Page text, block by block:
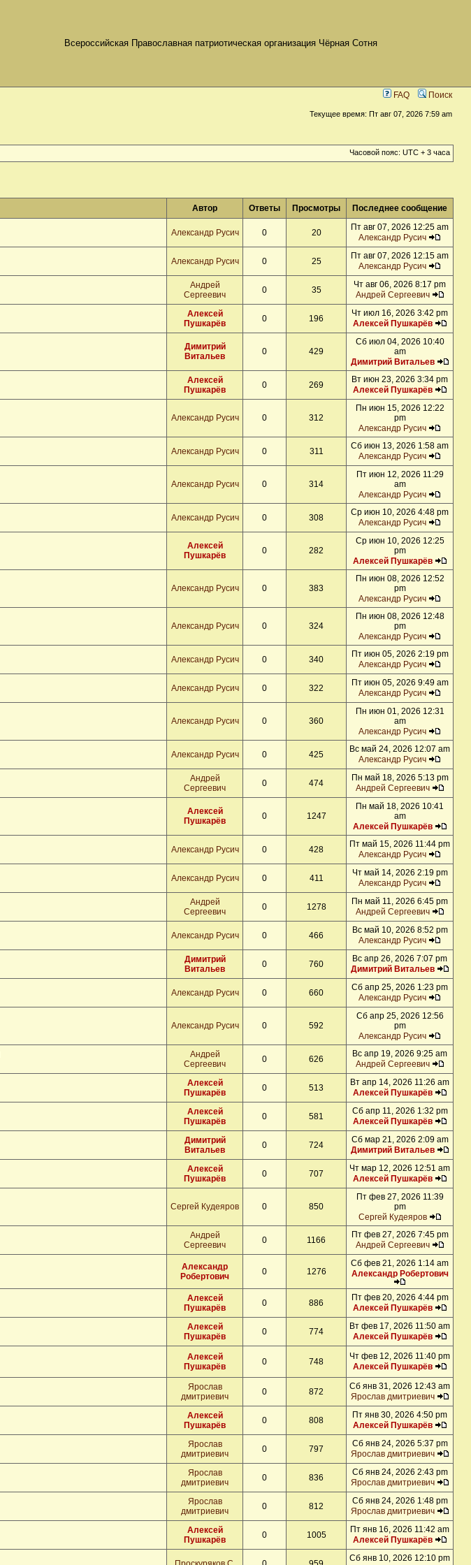
Всероссийская Православная патриотическая организация Чёрная Сотня
FAQ Поиск
Текущее время: Пт авг 07, 2026 7:59 am
Часовой пояс: UTC + 3 часа
Автор Ответы Просмотры Последнее сообщение
Александр Русич 0 20
Пт авг 07, 2026 12:25 am
Александр Русич
Александр Русич 0 25
Пт авг 07, 2026 12:15 am
Александр Русич
Андрей
Сергеевич
0 35
Чт авг 06, 2026 8:17 pm
Андрей Сергеевич
Алексей
Пушкарёв
0 196
Чт июл 16, 2026 3:42 pm
Алексей Пушкарёв
Димитрий
Витальев
0 429
Сб июл 04, 2026 10:40
am
Димитрий Витальев
Алексей
Пушкарёв
0 269
Вт июн 23, 2026 3:34 pm
Алексей Пушкарёв
Александр Русич 0 312
Пн июн 15, 2026 12:22
pm
Александр Русич
Александр Русич 0 311
Сб июн 13, 2026 1:58 am
Александр Русич
Александр Русич 0 314
Пт июн 12, 2026 11:29
am
Александр Русич
Александр Русич 0 308
Ср июн 10, 2026 4:48 pm
Александр Русич
Алексей
Пушкарёв
0 282
Ср июн 10, 2026 12:25
pm
Алексей Пушкарёв
Александр Русич 0 383
Пн июн 08, 2026 12:52
pm
Александр Русич
Александр Русич 0 324
Пн июн 08, 2026 12:48
pm
Александр Русич
Александр Русич 0 340
Пт июн 05, 2026 2:19 pm
Александр Русич
Александр Русич 0 322
Пт июн 05, 2026 9:49 am
Александр Русич
Александр Русич 0 360
Пн июн 01, 2026 12:31
am
Александр Русич
Александр Русич 0 425
Вс май 24, 2026 12:07 am
Александр Русич
Андрей
Сергеевич
0 474
Пн май 18, 2026 5:13 pm
Андрей Сергеевич
Алексей
Пушкарёв
0 1247
Пн май 18, 2026 10:41
am
Алексей Пушкарёв
Александр Русич 0 428
Пт май 15, 2026 11:44 pm
Александр Русич
Александр Русич 0 411
Чт май 14, 2026 2:19 pm
Александр Русич
Андрей
Сергеевич
0 1278
Пн май 11, 2026 6:45 pm
Андрей Сергеевич
Александр Русич 0 466
Вс май 10, 2026 8:52 pm
Александр Русич
Димитрий
Витальев
0 760
Вс апр 26, 2026 7:07 pm
Димитрий Витальев
Александр Русич 0 660
Сб апр 25, 2026 1:23 pm
Александр Русич
Александр Русич 0 592
Сб апр 25, 2026 12:56
pm
Александр Русич
Андрей
Сергеевич
0 626
Вс апр 19, 2026 9:25 am
Андрей Сергеевич
Алексей
Пушкарёв
0 513
Вт апр 14, 2026 11:26 am
Алексей Пушкарёв
Алексей
Пушкарёв
0 581
Сб апр 11, 2026 1:32 pm
Алексей Пушкарёв
Димитрий
Витальев
0 724
Сб мар 21, 2026 2:09 am
Димитрий Витальев
Алексей
Пушкарёв
0 707
Чт мар 12, 2026 12:51 am
Алексей Пушкарёв
Сергей Кудеяров 0 850
Пт фев 27, 2026 11:39
pm
Сергей Кудеяров
Андрей
Сергеевич
0 1166
Пт фев 27, 2026 7:45 pm
Андрей Сергеевич
Александр
Робертович
0 1276
Сб фев 21, 2026 1:14 am
Александр Робертович
Алексей
Пушкарёв
0 886
Пт фев 20, 2026 4:44 pm
Алексей Пушкарёв
Алексей
Пушкарёв
0 774
Вт фев 17, 2026 11:50 am
Алексей Пушкарёв
Алексей
Пушкарёв
0 748
Чт фев 12, 2026 11:40 pm
Алексей Пушкарёв
Ярослав
дмитриевич
0 872
Сб янв 31, 2026 12:43 am
Ярослав дмитриевич
Алексей
Пушкарёв
0 808
Пт янв 30, 2026 4:50 pm
Алексей Пушкарёв
Ярослав
дмитриевич
0 797
Сб янв 24, 2026 5:37 pm
Ярослав дмитриевич
Ярослав
дмитриевич
0 836
Сб янв 24, 2026 2:43 pm
Ярослав дмитриевич
Ярослав
дмитриевич
0 812
Сб янв 24, 2026 1:48 pm
Ярослав дмитриевич
Алексей
Пушкарёв
0 1005
Пт янв 16, 2026 11:42 am
Алексей Пушкарёв
Сб янв 10, 2026 12:10 pm